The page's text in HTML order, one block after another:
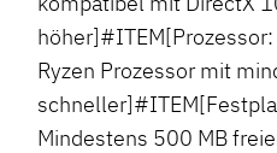
Ryzen Prozessor mit
Mindestens 500 MB